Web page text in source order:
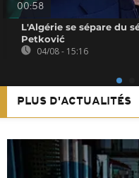
00:58
L'Algérie se sépare du
Petković
04/08 - 15:16
PLUS D'ACTUALITÉS